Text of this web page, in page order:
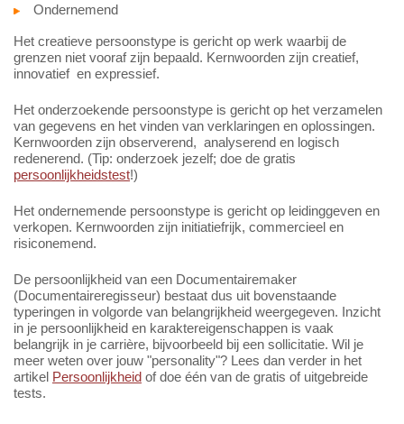
Ondernemend
Het creatieve persoonstype is gericht op werk waarbij de
grenzen niet vooraf zijn bepaald. Kernwoorden zijn creatief,
innovatief en expressief.
Het onderzoekende persoonstype is gericht op het verzamelen
van gegevens en het vinden van verklaringen en oplossingen.
Kernwoorden zijn observerend, analyserend en logisch
redenerend. (Tip: onderzoek jezelf; doe de gratis
persoonlijkheidstest!)
Het ondernemende persoonstype is gericht op leidinggeven en
verkopen. Kernwoorden zijn initiatiefrijk, commercieel en
risiconemend.
De persoonlijkheid van een Documentairemaker
(Documentaireregisseur) bestaat dus uit bovenstaande
typeringen in volgorde van belangrijkheid weergegeven. Inzicht
in je persoonlijkheid en karaktereigenschappen is vaak
belangrijk in je carrière, bijvoorbeeld bij een sollicitatie. Wil je
meer weten over jouw "personality"? Lees dan verder in het
artikel Persoonlijkheid of doe één van de gratis of uitgebreide
tests.